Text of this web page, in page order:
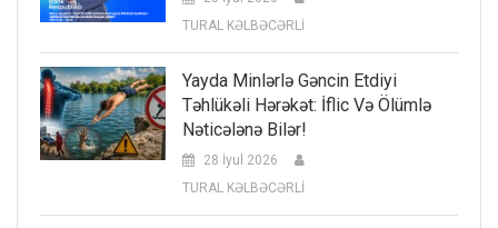
TURAL KƏLBƏCƏRLİ
Yayda Minlərlə Gəncin Etdiyi
Təhlükəli Hərəkət: İflic Və Ölümlə
Nəticələnə Bilər!
28 İyul 2026
TURAL KƏLBƏCƏRLİ